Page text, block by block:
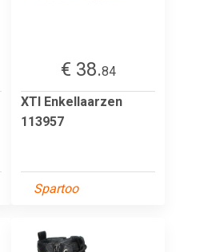
€ 38.84
XTI Enkellaarzen
113957
Spartoo